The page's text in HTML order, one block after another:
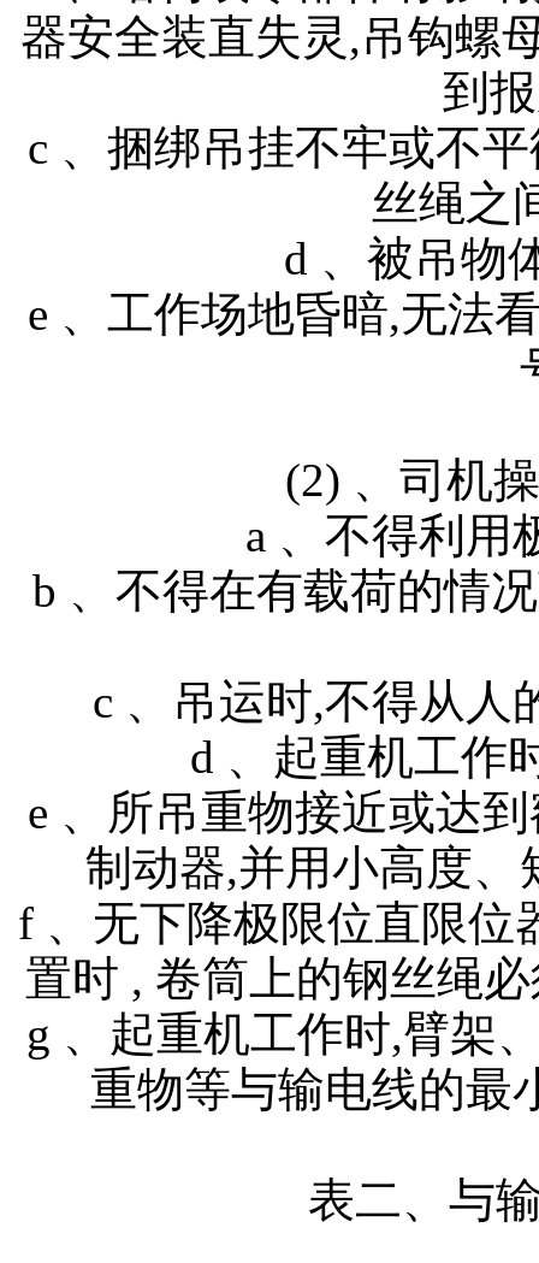
器安全装直失灵,吊钩螺
到
c 、捆绑吊挂不牢或不
丝绳之
d 、被吊物
e 、工作场地昏暗,无法
(2) 、司机操
a 、不得利用
b 、不得在有载荷的情
c 、吊运时,不得从人
d 、起重机工作
e 、所吊重物接近或达
制动器,并用小高度
f 、无下降极限位直限位
置时 , 卷筒上的钢丝绳
g 、起重机工作时,臂架
重物等与输电线的最
表二、与